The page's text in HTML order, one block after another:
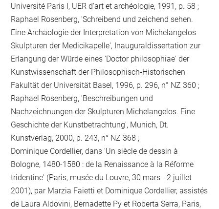
Université Paris I, UER d'art et archéologie, 1991, p. 58 ;
Raphael Rosenberg, 'Schreibend und zeichend sehen.
Eine Archäologie der Interpretation von Michelangelos
Skulpturen der Medicikapelle', Inauguraldissertation zur
Erlangung der Würde eines 'Doctor philosophiae' der
Kunstwissenschaft der Philosophisch-Historischen
Fakultät der Universität Basel, 1996, p. 296, n° NZ 360 ;
Raphael Rosenberg, 'Beschreibungen und
Nachzeichnungen der Skulpturen Michelangelos. Eine
Geschichte der Kunstbetrachtung', Munich, Dt.
Kunstverlag, 2000, p. 243, n° NZ 368 ;
Dominique Cordellier, dans 'Un siècle de dessin à
Bologne, 1480-1580 : de la Renaissance à la Réforme
tridentine' (Paris, musée du Louvre, 30 mars - 2 juillet
2001), par Marzia Faietti et Dominique Cordellier, assistés
de Laura Aldovini, Bernadette Py et Roberta Serra, Paris,